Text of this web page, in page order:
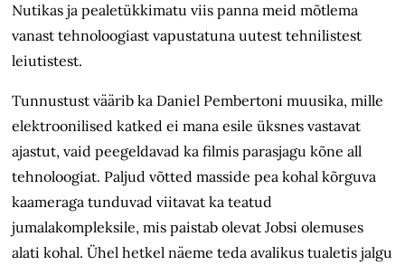
Nutikas ja pealetükkimatu viis panna meid mõtlema
vanast tehnoloogiast vapustatuna uutest tehnilistest
leiutistest.
Tunnustust väärib ka Daniel Pembertoni muusika, mille
elektroonilised katked ei mana esile üksnes vastavat
ajastut, vaid peegeldavad ka filmis parasjagu kõne all
tehnoloogiat. Paljud võtted masside pea kohal kõrguva
kaameraga tunduvad viitavat ka teatud
jumalakompleksile, mis paistab olevat Jobsi olemuses
alati kohal. Ühel hetkel näeme teda avalikus tualetis jalgu